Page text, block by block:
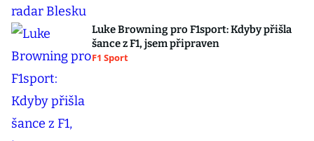
Luke Browning pro F1sport: Kdyby přišla
šance z F1, jsem připraven
F1 Sport